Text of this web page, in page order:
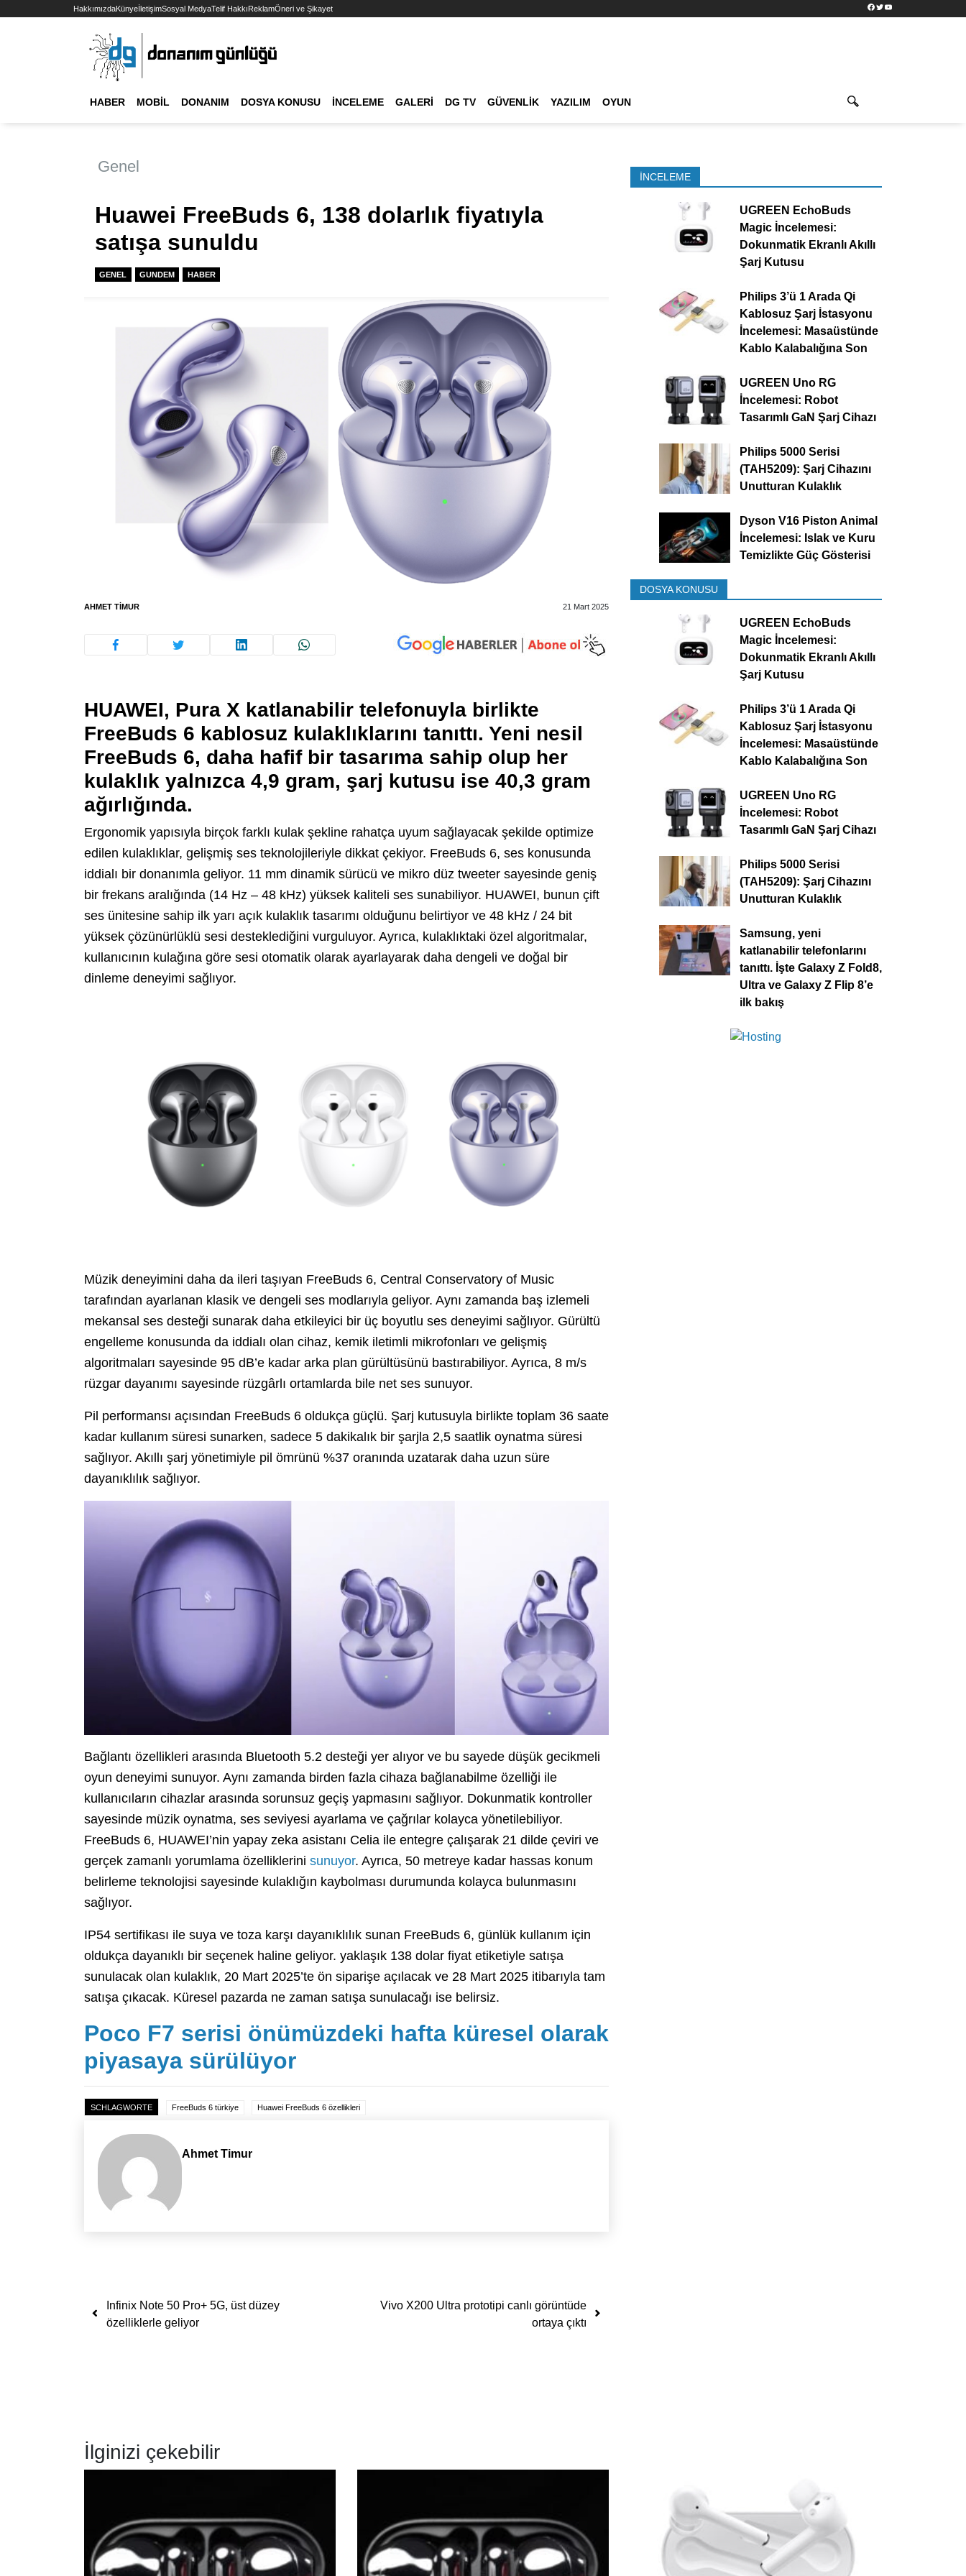
HakkımızdaKünyeİletişimSosyal MedyaTelif HakkıReklamÖneri ve Şikayet Facebook
TwitterYouTube
HABER MOBIL DONANIM DOSYA KONUSU İNCELEME GALERI DG TV GÜVENLIK YAZILIM OYUN
Genel
Huawei FreeBuds 6, 138 dolarlık fiyatıyla
satışa sunuldu
GENEL GUNDEM HABER
AHMET TIMUR 21 Mart 2025
HUAWEI, Pura X katlanabilir telefonuyla birlikte
FreeBuds 6 kablosuz kulaklıklarını tanıttı. Yeni nesil
FreeBuds 6, daha hafif bir tasarıma sahip olup her
kulaklık yalnızca 4,9 gram, şarj kutusu ise 40,3 gram
ağırlığında.
Ergonomik yapısıyla birçok farklı kulak şekline rahatça uyum sağlayacak şekilde optimize
edilen kulaklıklar, gelişmiş ses teknolojileriyle dikkat çekiyor. FreeBuds 6, ses konusunda
iddialı bir donanımla geliyor. 11 mm dinamik sürücü ve mikro düz tweeter sayesinde geniş
bir frekans aralığında (14 Hz – 48 kHz) yüksek kaliteli ses sunabiliyor. HUAWEI, bunun çift
ses ünitesine sahip ilk yarı açık kulaklık tasarımı olduğunu belirtiyor ve 48 kHz / 24 bit
yüksek çözünürlüklü sesi desteklediğini vurguluyor. Ayrıca, kulaklıktaki özel algoritmalar,
kullanıcının kulağına göre sesi otomatik olarak ayarlayarak daha dengeli ve doğal bir
dinleme deneyimi sağlıyor.
Müzik deneyimini daha da ileri taşıyan FreeBuds 6, Central Conservatory of Music
tarafından ayarlanan klasik ve dengeli ses modlarıyla geliyor. Aynı zamanda baş izlemeli
mekansal ses desteği sunarak daha etkileyici bir üç boyutlu ses deneyimi sağlıyor. Gürültü
engelleme konusunda da iddialı olan cihaz, kemik iletimli mikrofonları ve gelişmiş
algoritmaları sayesinde 95 dB’e kadar arka plan gürültüsünü bastırabiliyor. Ayrıca, 8 m/s
rüzgar dayanımı sayesinde rüzgârlı ortamlarda bile net ses sunuyor.
Pil performansı açısından FreeBuds 6 oldukça güçlü. Şarj kutusuyla birlikte toplam 36 saate
kadar kullanım süresi sunarken, sadece 5 dakikalık bir şarjla 2,5 saatlik oynatma süresi
sağlıyor. Akıllı şarj yönetimiyle pil ömrünü %37 oranında uzatarak daha uzun süre
dayanıklılık sağlıyor.
Bağlantı özellikleri arasında Bluetooth 5.2 desteği yer alıyor ve bu sayede düşük gecikmeli
oyun deneyimi sunuyor. Aynı zamanda birden fazla cihaza bağlanabilme özelliği ile
kullanıcıların cihazlar arasında sorunsuz geçiş yapmasını sağlıyor. Dokunmatik kontroller
sayesinde müzik oynatma, ses seviyesi ayarlama ve çağrılar kolayca yönetilebiliyor.
FreeBuds 6, HUAWEI’nin yapay zeka asistanı Celia ile entegre çalışarak 21 dilde çeviri ve
gerçek zamanlı yorumlama özelliklerini sunuyor. Ayrıca, 50 metreye kadar hassas konum
belirleme teknolojisi sayesinde kulaklığın kaybolması durumunda kolayca bulunmasını
sağlıyor.
IP54 sertifikası ile suya ve toza karşı dayanıklılık sunan FreeBuds 6, günlük kullanım için
oldukça dayanıklı bir seçenek haline geliyor. yaklaşık 138 dolar fiyat etiketiyle satışa
sunulacak olan kulaklık, 20 Mart 2025’te ön siparişe açılacak ve 28 Mart 2025 itibarıyla tam
satışa çıkacak. Küresel pazarda ne zaman satışa sunulacağı ise belirsiz.
Poco F7 serisi önümüzdeki hafta küresel olarak
piyasaya sürülüyor
SCHLAGWORTE FreeBuds 6 türkiye Huawei FreeBuds 6 özellikleri
Ahmet Timur
Yazı dolaşımı
Infinix Note 50 Pro+ 5G, üst düzey
özelliklerle geliyor
Vivo X200 Ultra prototipi canlı görüntüde
ortaya çıktı
İNCELEME
UGREEN EchoBuds
Magic İncelemesi:
Dokunmatik Ekranlı Akıllı
Şarj Kutusu
Philips 3’ü 1 Arada Qi
Kablosuz Şarj İstasyonu
İncelemesi: Masaüstünde
Kablo Kalabalığına Son
UGREEN Uno RG
İncelemesi: Robot
Tasarımlı GaN Şarj Cihazı
Philips 5000 Serisi
(TAH5209): Şarj Cihazını
Unutturan Kulaklık
Dyson V16 Piston Animal
İncelemesi: Islak ve Kuru
Temizlikte Güç Gösterisi
DOSYA KONUSU
UGREEN EchoBuds
Magic İncelemesi:
Dokunmatik Ekranlı Akıllı
Şarj Kutusu
Philips 3’ü 1 Arada Qi
Kablosuz Şarj İstasyonu
İncelemesi: Masaüstünde
Kablo Kalabalığına Son
UGREEN Uno RG
İncelemesi: Robot
Tasarımlı GaN Şarj Cihazı
Philips 5000 Serisi
(TAH5209): Şarj Cihazını
Unutturan Kulaklık
Samsung, yeni
katlanabilir telefonlarını
tanıttı. İşte Galaxy Z Fold8,
Ultra ve Galaxy Z Flip 8’e
ilk bakış
İlginizi çekebilir